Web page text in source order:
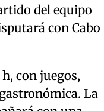
del equipo
con Cabo
con juegos,
La